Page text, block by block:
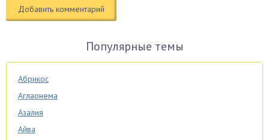
Популярные темы
Абрикос
Аглаонема
Азалия
Айва